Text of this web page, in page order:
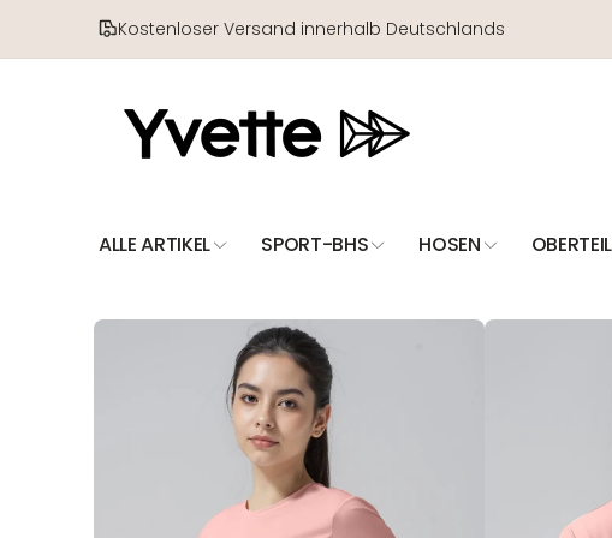
Kostenloser Versand innerhalb Deutschlands
ALLE ARTIKEL SPORT-BHS HOSEN
Produktinformationen